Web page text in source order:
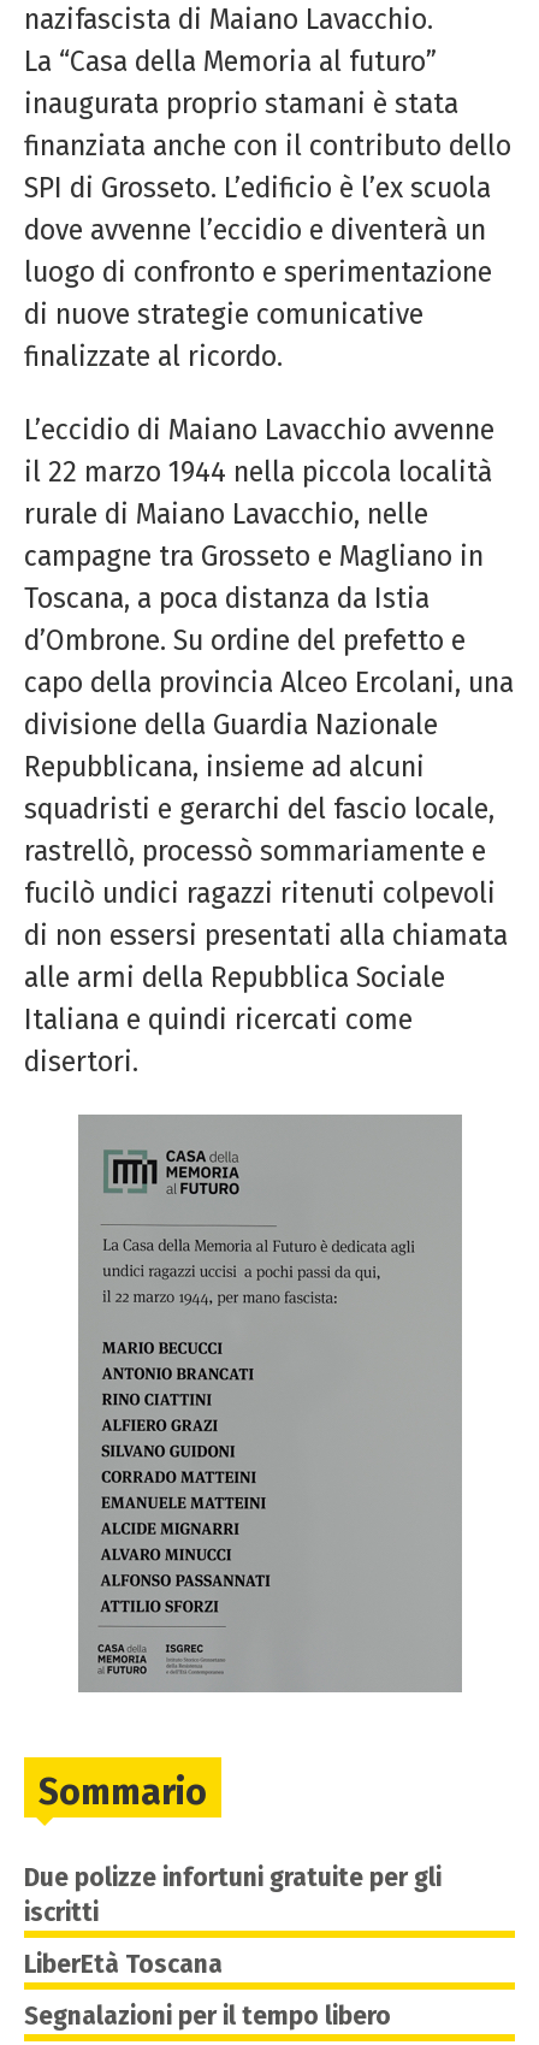
nazifascista di Maiano Lavacchio.
La “Casa della Memoria al futuro”
inaugurata proprio stamani è stata
finanziata anche con il contributo dello
SPI di Grosseto. L’edificio è l’ex scuola
dove avvenne l’eccidio e diventerà un
luogo di confronto e sperimentazione
di nuove strategie comunicative
finalizzate al ricordo.
L’eccidio di Maiano Lavacchio avvenne
il 22 marzo 1944 nella piccola località
rurale di Maiano Lavacchio, nelle
campagne tra Grosseto e Magliano in
Toscana, a poca distanza da Istia
d’Ombrone. Su ordine del prefetto e
capo della provincia Alceo Ercolani, una
divisione della Guardia Nazionale
Repubblicana, insieme ad alcuni
squadristi e gerarchi del fascio locale,
rastrellò, processò sommariamente e
fucilò undici ragazzi ritenuti colpevoli
di non essersi presentati alla chiamata
alle armi della Repubblica Sociale
Italiana e quindi ricercati come
disertori.
Sommario
Due polizze infortuni gratuite per gli
iscritti
LiberEtà Toscana
Segnalazioni per il tempo libero